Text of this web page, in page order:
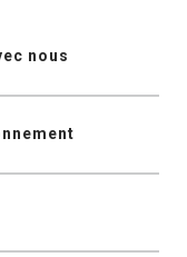
nous